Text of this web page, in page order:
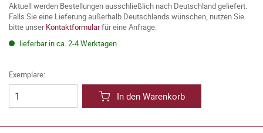
Aktuell werden Bestellungen ausschließlich nach Deutschland geliefert.
Falls Sie eine Lieferung außerhalb Deutschlands wünschen, nutzen Sie
bitte unserKontaktformularfür eine Anfrage.
lieferbar in ca. 2-4 Werktagen
Exemplare:
In den Warenkorb